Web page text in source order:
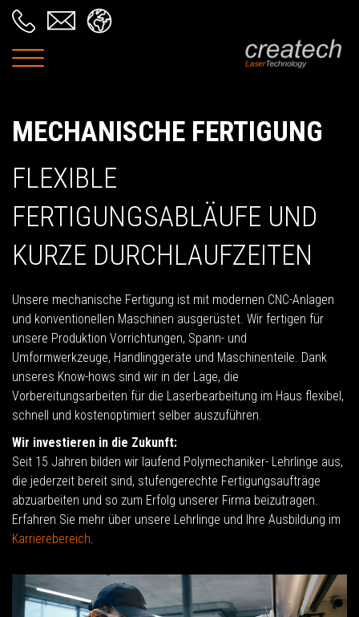
MECHANISCHE FERTIGUNG
FLEXIBLE
FERTIGUNGSABLÄUFE UND
KURZE DURCHLAUFZEITEN
Unsere mechanische Fertigung ist mit modernen CNC-Anlagen
und konventionellen Maschinen ausgerüstet. Wir fertigen für
unsere Produktion Vorrichtungen, Spann- und
Umformwerkzeuge, Handlinggeräte und Maschinenteile. Dank
unseres Know-hows sind wir in der Lage, die
Vorbereitungsarbeiten für die Laserbearbeitung im Haus flexibel,
schnell und kostenoptimiert selber auszuführen.
Wir investieren in die Zukunft:
Seit 15 Jahren bilden wir laufend Polymechaniker- Lehrlinge aus,
die jederzeit bereit sind, stufengerechte Fertigungsaufträge
abzuarbeiten und so zum Erfolg unserer Firma beizutragen.
Erfahren Sie mehr über unsere Lehrlinge und Ihre Ausbildung im
Karrierebereich.